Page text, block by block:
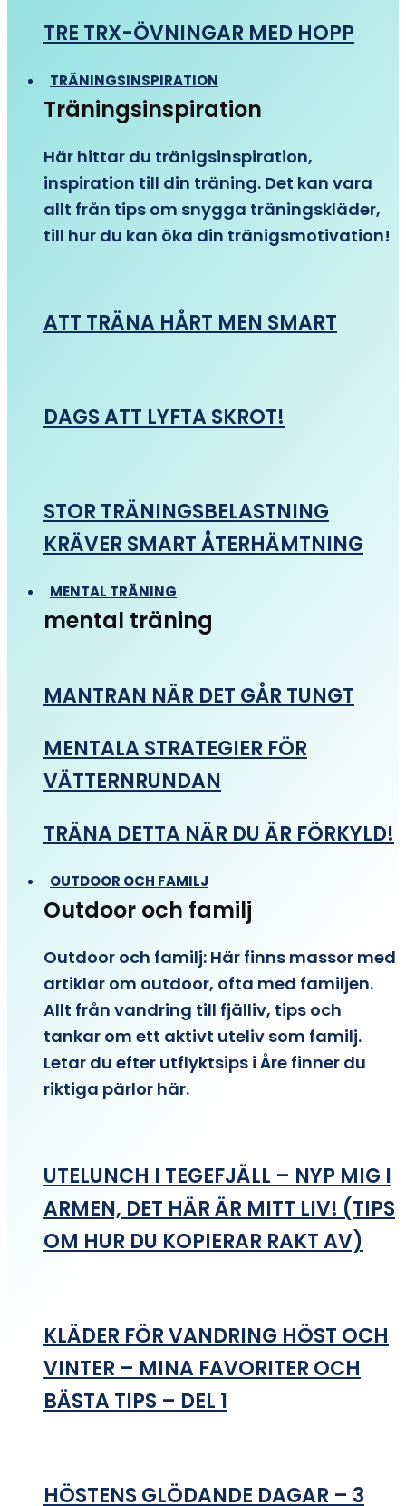
TRE TRX-ÖVNINGAR MED HOPP
TRÄNINGSINSPIRATION
Träningsinspiration
Här hittar du tränigsinspiration,
inspiration till din träning. Det kan vara
allt från tips om snygga träningskläder,
till hur du kan öka din tränigsmotivation!
ATT TRÄNA HÅRT MEN SMART
DAGS ATT LYFTA SKROT!
STOR TRÄNINGSBELASTNING
KRÄVER SMART ÅTERHÄMTNING
MENTAL TRÄNING
mental träning
MANTRAN NÄR DET GÅR TUNGT
MENTALA STRATEGIER FÖR
VÄTTERNRUNDAN
TRÄNA DETTA NÄR DU ÄR FÖRKYLD!
OUTDOOR OCH FAMILJ
Outdoor och familj
Outdoor och familj: Här finns massor med
artiklar om outdoor, ofta med familjen.
Allt från vandring till fjälliv, tips och
tankar om ett aktivt uteliv som familj.
Letar du efter utflyktsips i Åre finner du
riktiga pärlor här.
UTELUNCH I TEGEFJÄLL – NYP MIG I
ARMEN, DET HÄR ÄR MITT LIV! (TIPS
OM HUR DU KOPIERAR RAKT AV)
KLÄDER FÖR VANDRING HÖST OCH
VINTER – MINA FAVORITER OCH
BÄSTA TIPS – DEL 1
HÖSTENS GLÖDANDE DAGAR – 3